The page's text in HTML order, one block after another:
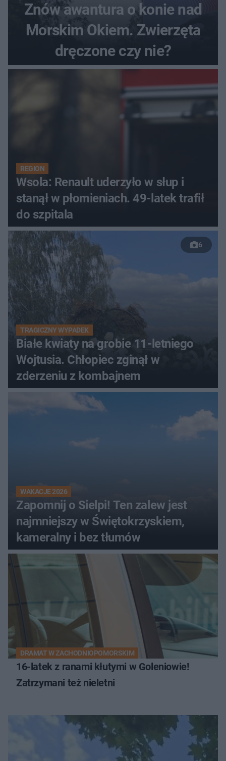
Znów awantura o konie nad
Morskim Okiem. Zwierzęta
dręczone czy nie?
REGION
Wsola: Renault uderzyło w słup i
stanął w płomieniach. 49-latek trafił
do szpitala
6
TRAGICZNY WYPADEK
Białe kwiaty na grobie 11-letniego
Wojtusia. Chłopiec zginął w
zderzeniu z kombajnem
WAKACJE 2026
Zapomnij o Sielpi! Ten zalew jest
najmniejszy w Świętokrzyskiem,
kameralny i bez tłumów
DRAMAT W ZACHODNIOPOMORSKIM
16-latek z ranami kłutymi w Goleniowie!
Zatrzymani też nieletni